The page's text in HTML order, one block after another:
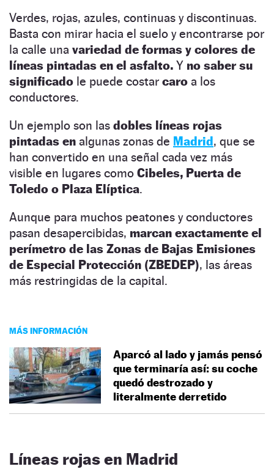
Verdes, rojas, azules, continuas y discontinuas.
Basta con mirar hacia el suelo y encontrarse por
la calle una variedad de formas y colores de
líneas pintadas en el asfalto. Y no saber su
significado le puede costar caro a los
conductores.
Un ejemplo son las dobles líneas rojas
pintadas en algunas zonas de Madrid, que se
han convertido en una señal cada vez más
visible en lugares como Cibeles, Puerta de
Toledo o Plaza Elíptica.
Aunque para muchos peatones y conductores
pasan desapercibidas, marcan exactamente el
perímetro de las Zonas de Bajas Emisiones
de Especial Protección (ZBEDEP), las áreas
más restringidas de la capital.
MÁS INFORMACIÓN
Aparcó al lado y jamás pensó
que terminaría así: su coche
quedó destrozado y
literalmente derretido
Líneas rojas en Madrid